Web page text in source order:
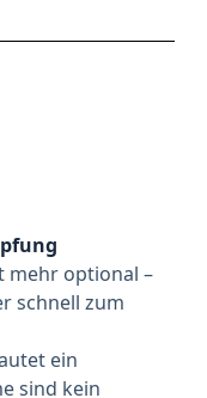
mehr optional –
schnell zum
ein
sind kein